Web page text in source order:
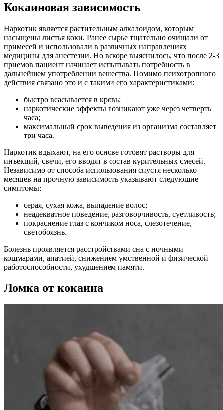
Кокаиновая зависимость
Наркотик является растительным алкалоидом, которым
насыщены листья коки. Ранее сырье тщательно очищали от
примесей и использовали в различных направлениях
медицины для анестезии. Но вскоре выяснилось, что после 2-3
приемов пациент начинает испытывать потребность в
дальнейшем употреблении вещества. Помимо психотропного
действия связано это и с такими его характеристиками:
быстро всасывается в кровь;
наркотические эффекты возникают уже через четверть
часа;
максимальный срок выведения из организма составляет
три часа.
Наркотик вдыхают, на его основе готовят растворы для
инъекций, свечи, его вводят в состав курительных смесей.
Независимо от способа использования спустя несколько
месяцев на прочную зависимость указывают следующие
симптомы:
серая, сухая кожа, выпадение волос;
неадекватное поведение, разговорчивость, суетливость;
покраснение глаз с кончиком носа, слезотечение,
светобоязнь.
Болезнь проявляется расстройствами сна с ночными
кошмарами, апатией, снижением умственной и физической
работоспособности, ухудшением памяти.
Ломка от кокаина